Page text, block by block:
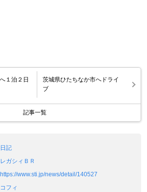
１泊２日
茨城県ひたちなか市へドライ
ブ
記事一覧
日記
レガシィＢＲ
https://www.sti.jp/news/detail/140527
コフィ